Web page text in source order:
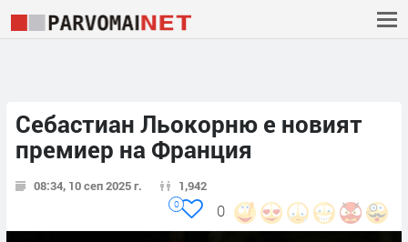
Себастиан Льокорню е новият
премиер на Франция
08:34, 10 сеп 2025 г. 1,942
0
0